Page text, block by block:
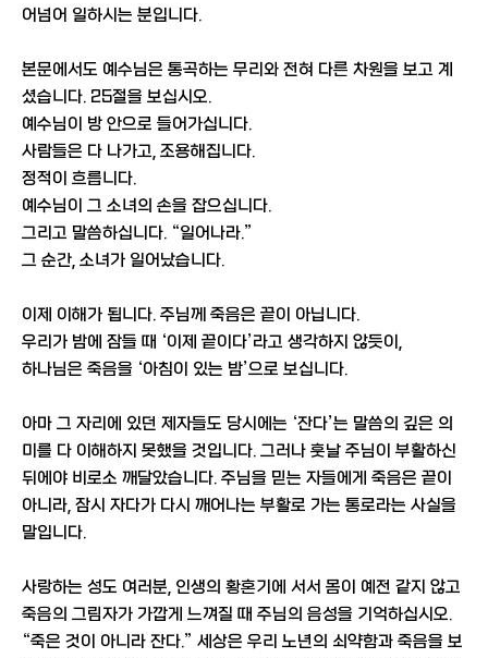
어넘어 일하시는 분입니다.
본문에서도 예수님은 통곡하는 무리와 전혀 다른 차원을 보고 계
셨습니다. 25절을 보십시오.
예수님이 방 안으로 들어가십니다.
사람들은 다 나가고, 조용해집니다.
정적이 흐릅니다.
예수님이 그 소녀의 손을 잡으십니다.
그리고 말씀하십니다. “일어나라.”
그 순간, 소녀가 일어났습니다.
이제 이해가 됩니다. 주님께 죽음은 끝이 아닙니다.
우리가 밤에 잠들 때 ‘이제 끝이다’라고 생각하지 않듯이,
하나님은 죽음을 ‘아침이 있는 밤’으로 보십니다.
아마 그 자리에 있던 제자들도 당시에는 ‘잔다’는 말씀의 깊은 의
미를 다 이해하지 못했을 것입니다. 그러나 훗날 주님이 부활하신
뒤에야 비로소 깨달았습니다. 주님을 믿는 자들에게 죽음은 끝이
아니라, 잠시 자다가 다시 깨어나는 부활로 가는 통로라는 사실을
말입니다.
사랑하는 성도 여러분, 인생의 황혼기에 서서 몸이 예전 같지 않고
죽음의 그림자가 가깝게 느껴질 때 주님의 음성을 기억하십시오.
“죽은 것이 아니라 잔다.” 세상은 우리 노년의 쇠약함과 죽음을 보